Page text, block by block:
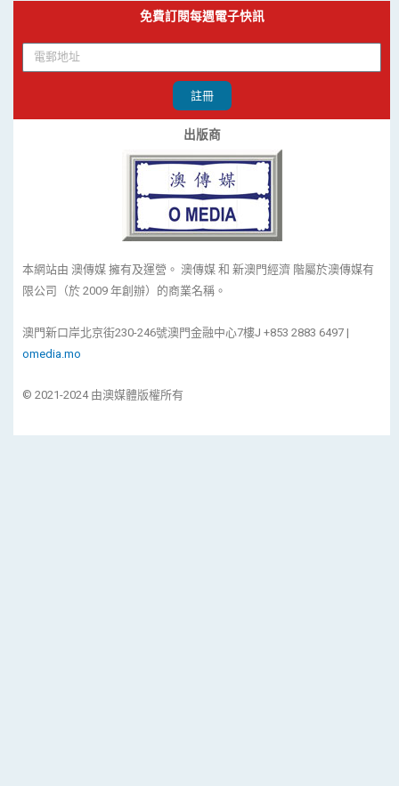
免費訂閱每週電子快訊
註冊
出版商
本網站由 澳傳媒 擁有及運營。 澳傳媒 和 新澳門經濟 階屬於澳傳媒有
限公司（於 2009 年創辦）的商業名稱。
澳門新口岸北京街230-246號澳門金融中心7樓J +853 2883 6497 |
omedia.mo
© 2021-2024 由澳媒體版權所有